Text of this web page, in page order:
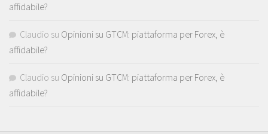
affidabile?
Claudio su Opinioni su GTCM: piattaforma per Forex, è
affidabile?
Claudio su Opinioni su GTCM: piattaforma per Forex, è
affidabile?